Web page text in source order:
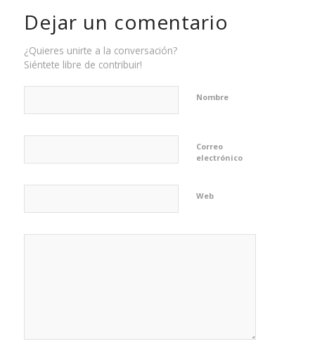
Dejar un comentario
¿Quieres unirte a la conversación?
Siéntete libre de contribuir!
Nombre
Correo
electrónico
Web